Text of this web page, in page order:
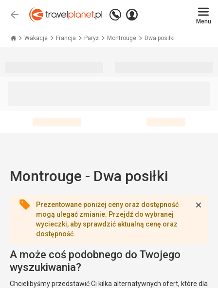
Wstecz
Zadzwoń
+48 71 771 76 55
Zaloguj
Menu
Wakacje Francja Paryż Montrouge Dwa posiłki
Montrouge - Dwa posiłki
Prezentowane poniżej ceny oraz dostępność
mogą ulegać zmianie. Przejdź do wybranej
wycieczki, aby sprawdzić aktualną cenę oraz
dostępność.
A może coś podobnego do Twojego
wyszukiwania?
Chcielibyśmy przedstawić Ci kilka alternatywnych ofert, które dla